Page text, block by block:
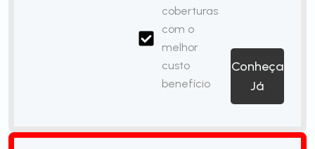
coberturas
com o
melhor
custo
benefício
Conheça
Já